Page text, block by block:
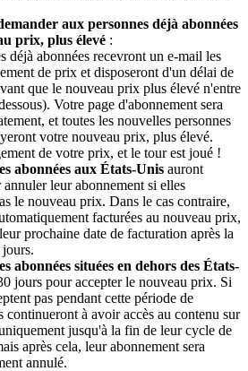
aux personnes déjà abonnées
prix, plus élevé :
déjà abonnées recevront un e-mail les
de prix et disposeront d'un délai de
que le nouveau prix plus élevé n'entre
Votre page d'abonnement sera
et toutes les nouvelles personnes
votre nouveau prix, plus élevé.
de votre prix, et le tour est joué !
abonnées aux États-Unis auront
leur abonnement si elles
le nouveau prix. Dans le cas contraire,
facturées au nouveau prix,
prochaine date de facturation après la
abonnées situées en dehors des États-
jours pour accepter le nouveau prix. Si
pas pendant cette période de
continueront à avoir accès au contenu sur
jusqu'à la fin de leur cycle de
après cela, leur abonnement sera
annulé.